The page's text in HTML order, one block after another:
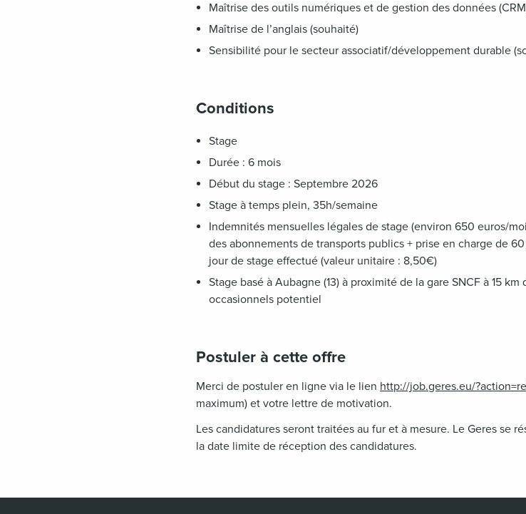
Maîtrise des outils numériques et de gestion des données
Maîtrise de l’anglais (souhaité)
Sensibilité pour le secteur associatif/développement durable
Conditions
Stage
Durée : 6 mois
Début du stage : Septembre 2026
Stage à temps plein, 35h/semaine
Indemnités mensuelles légales de stage (environ 650 euros/
des abonnements de transports publics + prise en charge de
jour de stage effectué (valeur unitaire : 8,50€)
Stage basé à Aubagne (13) à proximité de la gare SNCF à 15
occasionnels potentiel
Postuler à cette offre
Merci de postuler en ligne via le lien http://job.geres.eu/
maximum) et votre lettre de motivation.
Les candidatures seront traitées au fur et à mesure. Le Geres se
la date limite de réception des candidatures.